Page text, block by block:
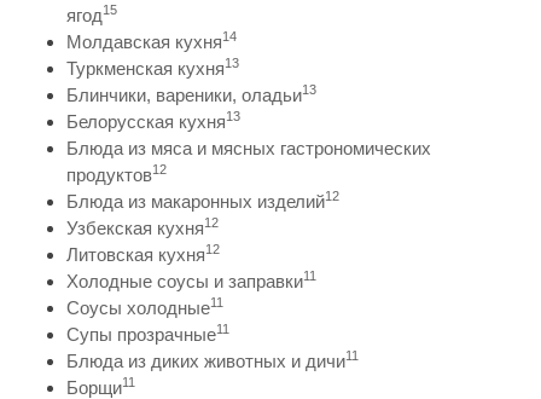
ягод15
Молдавская кухня14
Туркменская кухня13
Блинчики, вареники, оладьи13
Белорусская кухня13
Блюда из мяса и мясных гастрономических
продуктов12
Блюда из макаронных изделий12
Узбекская кухня12
Литовская кухня12
Холодные соусы и заправки11
Соусы холодные11
Супы прозрачные11
Блюда из диких животных и дичи11
Борщи11